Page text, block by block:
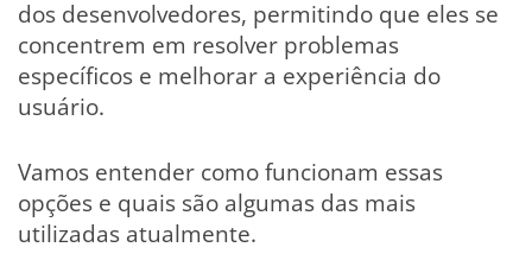
dos desenvolvedores, permitindo que eles se
concentrem em resolver problemas
específicos e melhorar a experiência do
usuário.
Vamos entender como funcionam essas
opções e quais são algumas das mais
utilizadas atualmente.